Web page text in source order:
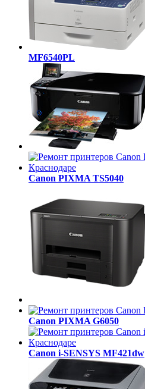
MF6540PL
Canon PIXMA TS5040
Canon PIXMA G6050
Canon i-SENSYS MF421dw